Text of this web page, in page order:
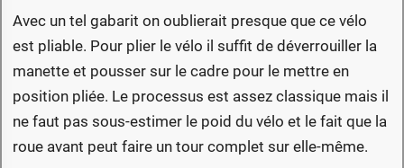
Avec un tel gabarit on oublierait presque que ce vélo
est pliable. Pour plier le vélo il suffit de déverrouiller la
manette et pousser sur le cadre pour le mettre en
position pliée. Le processus est assez classique mais il
ne faut pas sous-estimer le poid du vélo et le fait que la
roue avant peut faire un tour complet sur elle-même.